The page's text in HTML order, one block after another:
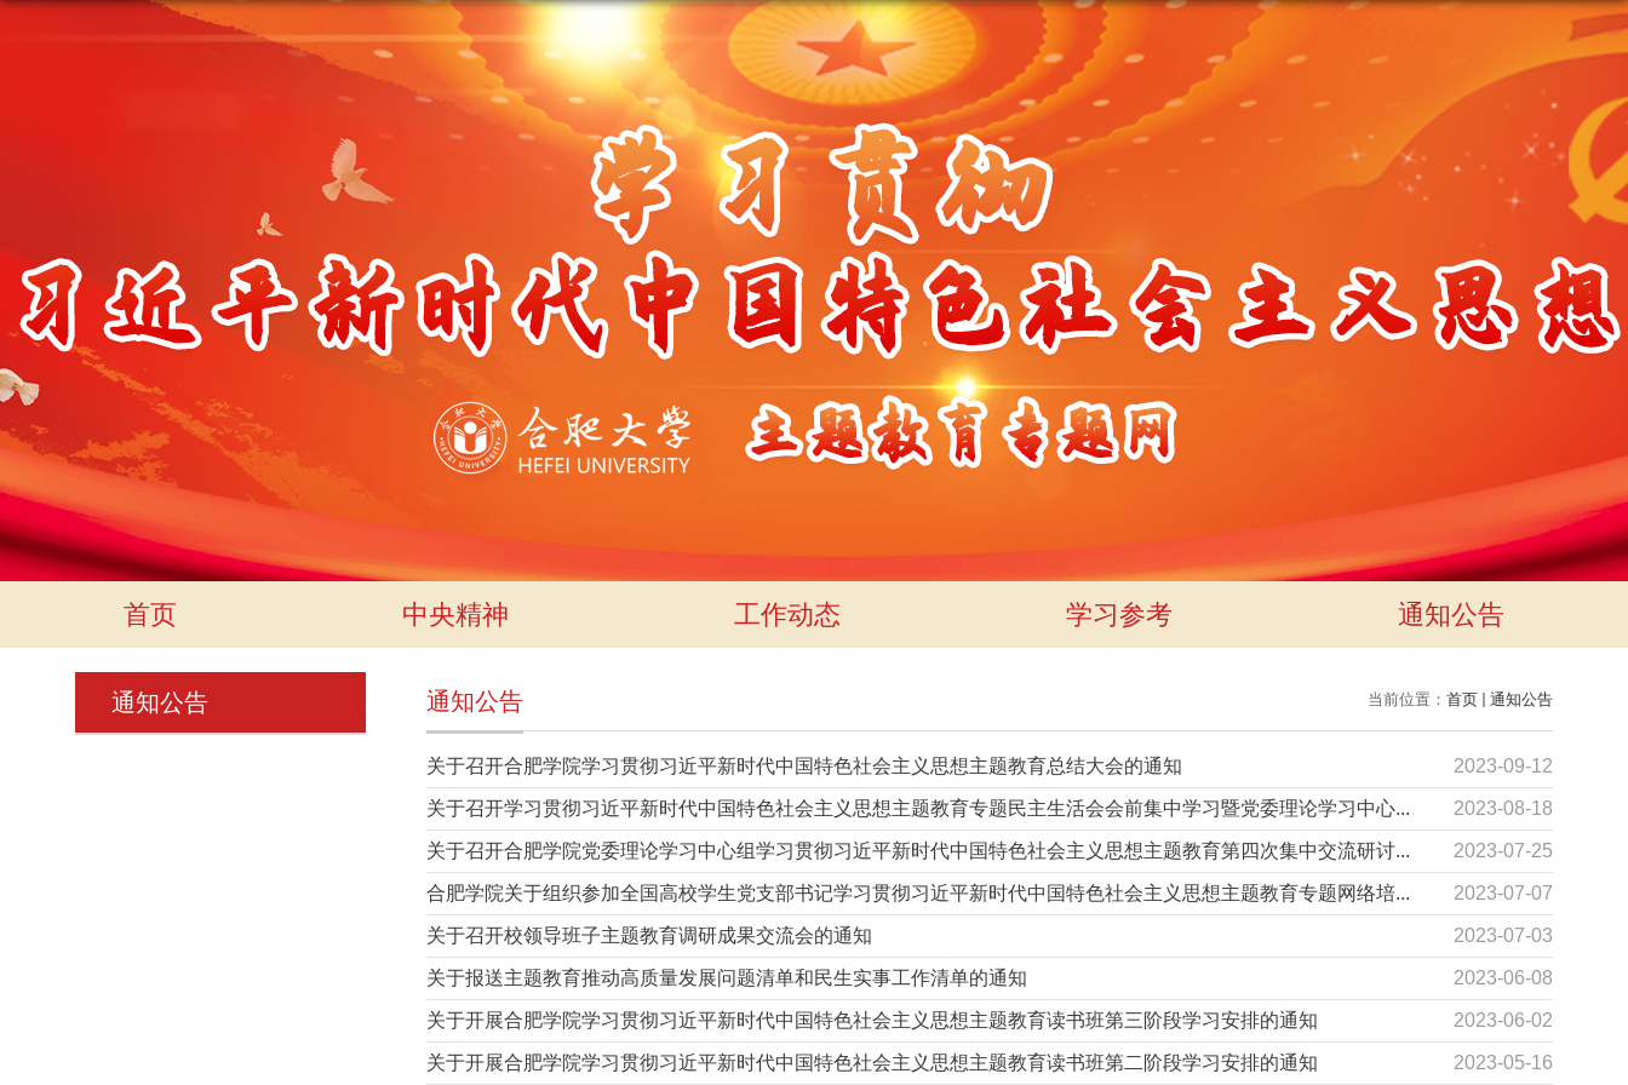
首页 中央精神 工作动态 学习参考 通知公告
通知公告 当前位置： 首页 通知公告
通知公告
关于召开合肥学院学习贯彻习近平新时代中国特色社会主义思想主题教育总结大会的通知 2023-09-12
关于召开学习贯彻习近平新时代中国特色社会主义思想主题教育专题民主生活会会前集中学习暨党委理论学习中心... 2023-08-18
关于召开合肥学院党委理论学习中心组学习贯彻习近平新时代中国特色社会主义思想主题教育第四次集中交流研讨... 2023-07-25
合肥学院关于组织参加全国高校学生党支部书记学习贯彻习近平新时代中国特色社会主义思想主题教育专题网络培... 2023-07-07
关于召开校领导班子主题教育调研成果交流会的通知 2023-07-03
关于报送主题教育推动高质量发展问题清单和民生实事工作清单的通知 2023-06-08
关于开展合肥学院学习贯彻习近平新时代中国特色社会主义思想主题教育读书班第三阶段学习安排的通知 2023-06-02
关于开展合肥学院学习贯彻习近平新时代中国特色社会主义思想主题教育读书班第二阶段学习安排的通知 2023-05-16